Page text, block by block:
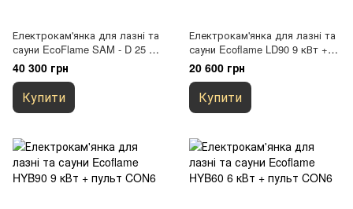
Електрокам'янка для лазні та
сауни EcoFlame SAM - D 25 +
пульт CON6 (25 кВт, до 37 м3,
з виносним пультом)
40 300 грн
Купити
Електрокам'янка для лазні та
сауни Ecoflame LD90 9 кВт +
пульт CON6
20 600 грн
Купити